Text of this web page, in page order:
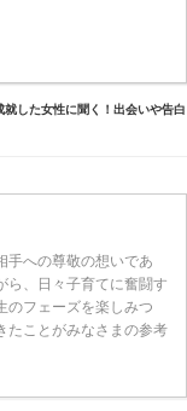
した女性に聞く！出会いや告白
手への尊敬の想いであ
ら、日々子育てに奮闘す
のフェーズを楽しみつ
たことがみなさまの参考